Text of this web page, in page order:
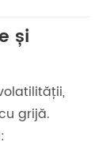
și
grijă.